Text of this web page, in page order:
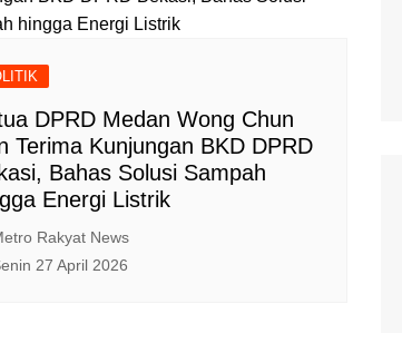
DPRD Medan Wong Chun
Terima Kunjungan BKD DPRD
Bahas Solusi Sampah
Energi Listrik
Rakyat News
27 April 2026